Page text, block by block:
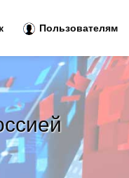
Пользователям